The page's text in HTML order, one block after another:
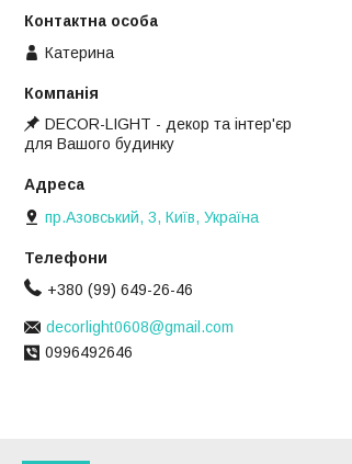
Катерина
DECOR-LIGHT - декор та інтер'єр
для Вашого будинку
пр.Азовський, 3, Київ, Україна
+380 (99) 649-26-46
decorlight0608@gmail.com
0996492646